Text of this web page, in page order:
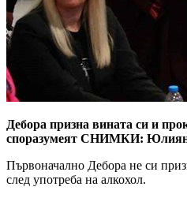
Дебора призна вината си и
споразумеят СНИМКИ:
Първоначално Дебора не си
след употреба на алкохол.